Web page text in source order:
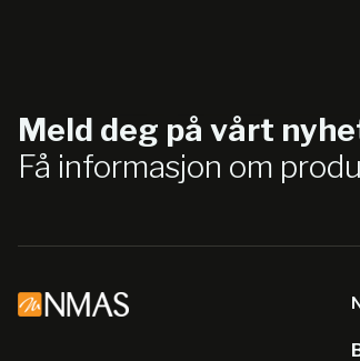
Meld deg på vårt
Få informasjon om